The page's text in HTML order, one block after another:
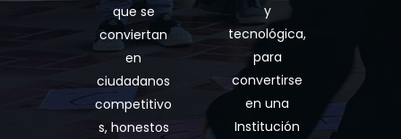
que se
conviertan
en
ciudadanos
competitivo
s, honestos
y
tecnológica,
para
convertirse
en una
Institución